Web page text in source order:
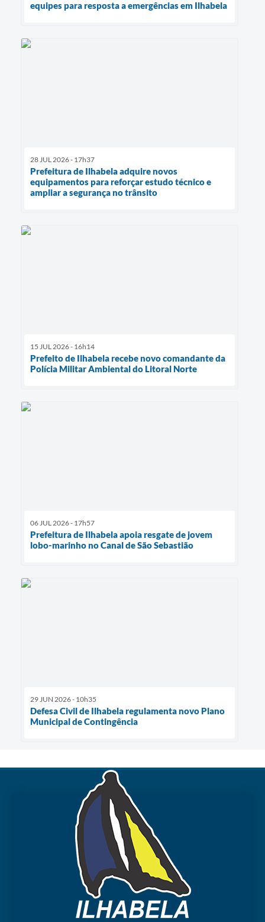
equipes para resposta a emergências em Ilhabela
28 JUL 2026 - 17h37
Prefeitura de Ilhabela adquire novos
equipamentos para reforçar estudo técnico e
ampliar a segurança no trânsito
15 JUL 2026 - 16h14
Prefeito de Ilhabela recebe novo comandante da
Polícia Militar Ambiental do Litoral Norte
06 JUL 2026 - 17h57
Prefeitura de Ilhabela apoia resgate de jovem
lobo-marinho no Canal de São Sebastião
29 JUN 2026 - 10h35
Defesa Civil de Ilhabela regulamenta novo Plano
Municipal de Contingência